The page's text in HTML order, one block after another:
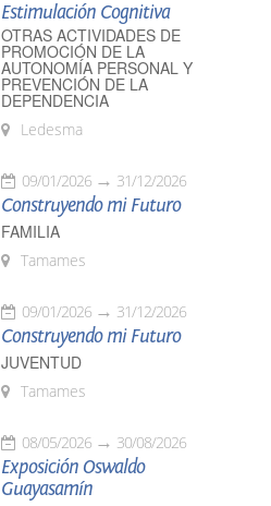
Estimulación Cognitiva
OTRAS ACTIVIDADES DE
PROMOCIÓN DE LA
AUTONOMÍA PERSONAL Y
PREVENCIÓN DE LA
DEPENDENCIA
Ledesma
09/01/2026 31/12/2026
Construyendo mi Futuro
FAMILIA
Tamames
09/01/2026 31/12/2026
Construyendo mi Futuro
JUVENTUD
Tamames
08/05/2026 30/08/2026
Exposición Oswaldo
Guayasamín